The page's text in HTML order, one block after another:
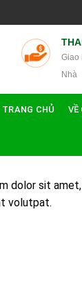
Giao
Nhà
TRANG CHỦ VỀ
dolor sit
volutpat.